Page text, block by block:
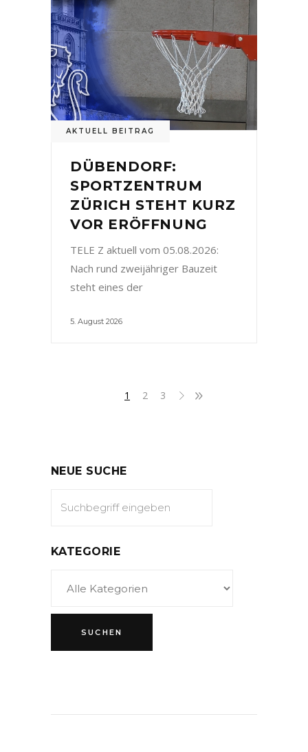
AKTUELL BEITRAG
DÜBENDORF:
SPORTZENTRUM
ZÜRICH STEHT KURZ
VOR ERÖFFNUNG
TELE Z aktuell vom 05.08.2026:
Nach rund zweijähriger Bauzeit
steht eines der
5. August 2026
1 2 3
NEUE SUCHE
KATEGORIE